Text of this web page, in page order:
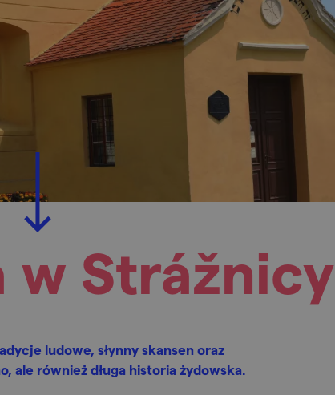
w Strážnicy
ludowe, słynny skansen oraz
ale również długa historia żydowska.